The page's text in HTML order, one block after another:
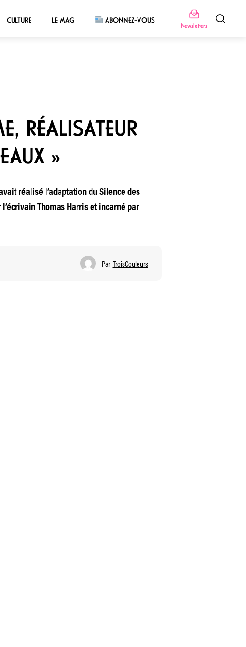
CULTURE LE MAG ABONNEZ-VOUS
Newsletters
RÉALISATEUR
»
réalisé l’adaptation du Silence des
Thomas Harris et incarné par
Par TroisCouleurs